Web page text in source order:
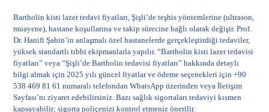
Bartholin kisti lazer tedavi fiyatları, Şişli’de teşhis yöntemlerine (ultrason,
muayene), hastane koşullarına ve takip sürecine bağlı olarak değişir. Prof.
Dr. Hanifi Şahin’in anlaşmalı özel hastanelerde gerçekleştirdiği tedaviler,
yüksek standartlı tıbbi ekipmanlarla yapılır. “Bartholin kisti lazer tedavisi
fiyatları” veya “Şişli’de Bartholin tedavisi fiyatları” hakkında detaylı
bilgi almak için 2025 yılı güncel fiyatlar ve ödeme seçenekleri için +90
538 469 81 61 numaralı telefondan WhatsApp üzerinden veyaİletişim
Sayfası’nı ziyaret edebilirsiniz. Bazı sağlık sigortaları tedaviyi kısmen
kapsayabilir; sigorta poliçenizi kontrol etmeniz önerilir.